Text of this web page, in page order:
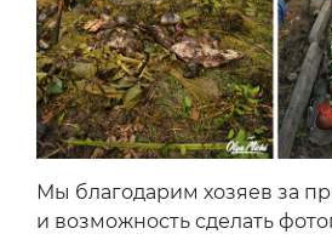
Мы благодарим хозяев за
и возможность сделать